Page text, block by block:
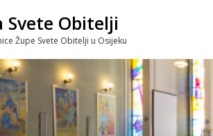
Svete Obitelji
Župe Svete Obitelji u Osijeku